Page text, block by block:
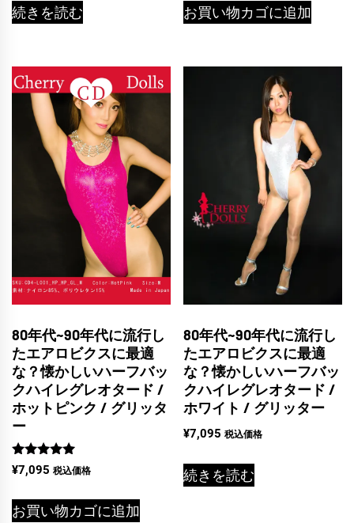
続きを読む お買い物カゴに追加
80年代~90年代に流行し
たエアロビクスに最適
な？懐かしいハーフバッ
クハイレグレオタード /
ホットピンク / グリッタ
ー
5段階中
5.00
¥7,095 税込価格
お買い物カゴに追加
80年代~90年代に流行し
たエアロビクスに最適
な？懐かしいハーフバッ
クハイレグレオタード /
ホワイト / グリッター
¥7,095 税込価格
続きを読む